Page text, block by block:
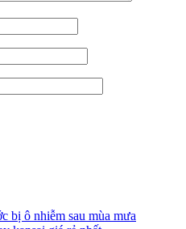
bị ô nhiễm sau mùa mưa